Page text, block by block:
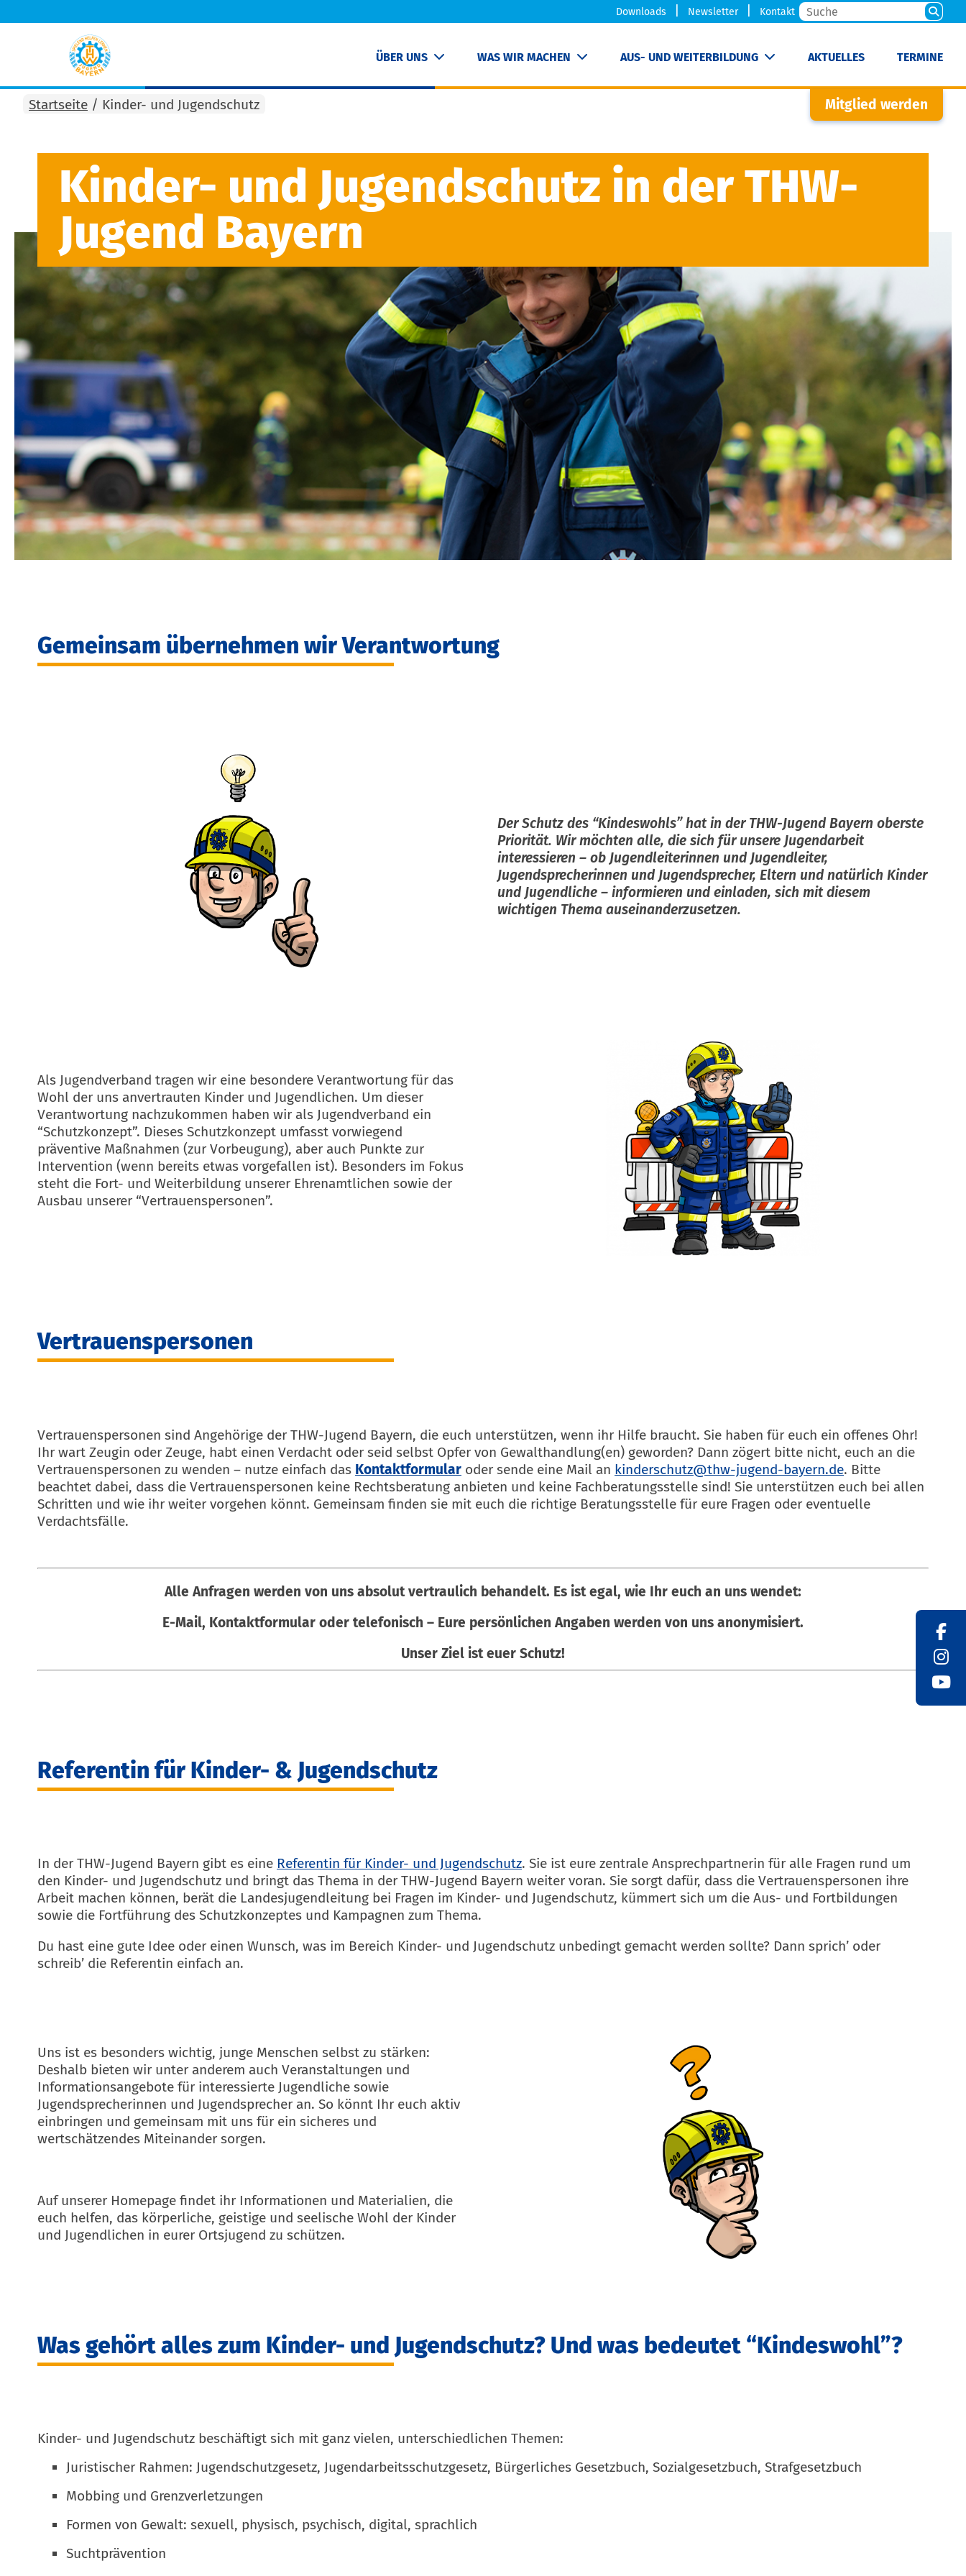
Downloads Newsletter Kontakt
ÜBER UNS WAS WIR MACHEN AUS- UND WEITERBILDUNG AKTUELLES TERMINE
Mitglied werden
Startseite / Kinder- und Jugendschutz
Kinder- und Jugendschutz in der THW-
Jugend Bayern
Gemeinsam übernehmen wir Verantwortung
Der Schutz des “Kindeswohls” hat in der THW-Jugend Bayern oberste
Priorität. Wir möchten alle, die sich für unsere Jugendarbeit
interessieren – ob Jugendleiterinnen und Jugendleiter,
Jugendsprecherinnen und Jugendsprecher, Eltern und natürlich Kinder
und Jugendliche – informieren und einladen, sich mit diesem
wichtigen Thema auseinanderzusetzen.
Als Jugendverband tragen wir eine besondere Verantwortung für das
Wohl der uns anvertrauten Kinder und Jugendlichen. Um dieser
Verantwortung nachzukommen haben wir als Jugendverband ein
“Schutzkonzept”. Dieses Schutzkonzept umfasst vorwiegend
präventive Maßnahmen (zur Vorbeugung), aber auch Punkte zur
Intervention (wenn bereits etwas vorgefallen ist). Besonders im Fokus
steht die Fort- und Weiterbildung unserer Ehrenamtlichen sowie der
Ausbau unserer “Vertrauenspersonen”.
Vertrauenspersonen
Vertrauenspersonen sind Angehörige der THW-Jugend Bayern, die euch unterstützen, wenn ihr Hilfe braucht. Sie haben für euch ein offenes Ohr!
Ihr wart Zeugin oder Zeuge, habt einen Verdacht oder seid selbst Opfer von Gewalthandlung(en) geworden? Dann zögert bitte nicht, euch an die
Vertrauenspersonen zu wenden – nutze einfach das Kontaktformular oder sende eine Mail an kinderschutz@thw-jugend-bayern.de. Bitte
beachtet dabei, dass die Vertrauenspersonen keine Rechtsberatung anbieten und keine Fachberatungsstelle sind! Sie unterstützen euch bei allen
Schritten und wie ihr weiter vorgehen könnt. Gemeinsam finden sie mit euch die richtige Beratungsstelle für eure Fragen oder eventuelle
Verdachtsfälle.
Alle Anfragen werden von uns absolut vertraulich behandelt. Es ist egal, wie Ihr euch an uns wendet:
E-Mail, Kontaktformular oder telefonisch – Eure persönlichen Angaben werden von uns anonymisiert.
Unser Ziel ist euer Schutz!
Referentin für Kinder- & Jugendschutz
In der THW-Jugend Bayern gibt es eine Referentin für Kinder- und Jugendschutz. Sie ist eure zentrale Ansprechpartnerin für alle Fragen rund um
den Kinder- und Jugendschutz und bringt das Thema in der THW-Jugend Bayern weiter voran. Sie sorgt dafür, dass die Vertrauenspersonen ihre
Arbeit machen können, berät die Landesjugendleitung bei Fragen im Kinder- und Jugendschutz, kümmert sich um die Aus- und Fortbildungen
sowie die Fortführung des Schutzkonzeptes und Kampagnen zum Thema.
Du hast eine gute Idee oder einen Wunsch, was im Bereich Kinder- und Jugendschutz unbedingt gemacht werden sollte? Dann sprich’ oder
schreib’ die Referentin einfach an.
Uns ist es besonders wichtig, junge Menschen selbst zu stärken:
Deshalb bieten wir unter anderem auch Veranstaltungen und
Informationsangebote für interessierte Jugendliche sowie
Jugendsprecherinnen und Jugendsprecher an. So könnt Ihr euch aktiv
einbringen und gemeinsam mit uns für ein sicheres und
wertschätzendes Miteinander sorgen.
Auf unserer Homepage findet ihr Informationen und Materialien, die
euch helfen, das körperliche, geistige und seelische Wohl der Kinder
und Jugendlichen in eurer Ortsjugend zu schützen.
Was gehört alles zum Kinder- und Jugendschutz? Und was bedeutet “Kindeswohl”?
Kinder- und Jugendschutz beschäftigt sich mit ganz vielen, unterschiedlichen Themen:
Juristischer Rahmen: Jugendschutzgesetz, Jugendarbeitsschutzgesetz, Bürgerliches Gesetzbuch, Sozialgesetzbuch, Strafgesetzbuch
Mobbing und Grenzverletzungen
Formen von Gewalt: sexuell, physisch, psychisch, digital, sprachlich
Suchtprävention